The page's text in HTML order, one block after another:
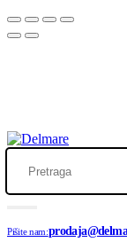
Pišite nam: